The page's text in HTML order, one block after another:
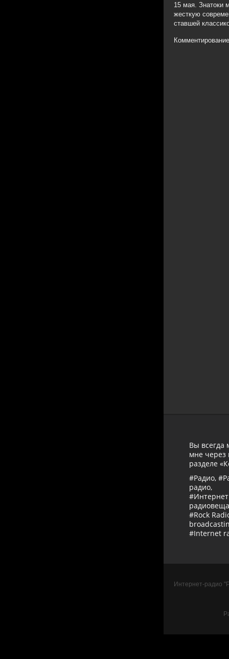
15 мая. Знатоки
жесткую
ставшей
Вы всегда
мне через
разделе
#Радио,
радио,
#Rock
#Internet
Интернет-радио